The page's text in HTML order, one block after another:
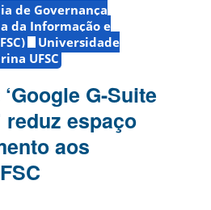
de Governança
da Informação e
Universidade
UFSC
G-Suite
reduz espaço
aos